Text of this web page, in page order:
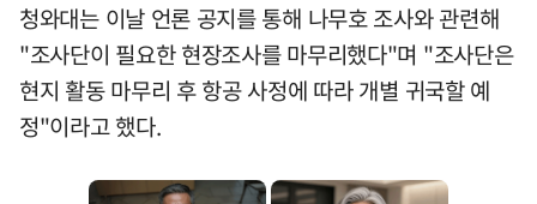
청와대는 이날 언론 공지를 통해 나무호 조사와 관련해
"조사단이 필요한 현장조사를 마무리했다"며 "조사단은
현지 활동 마무리 후 항공 사정에 따라 개별 귀국할 예
정"이라고 했다.